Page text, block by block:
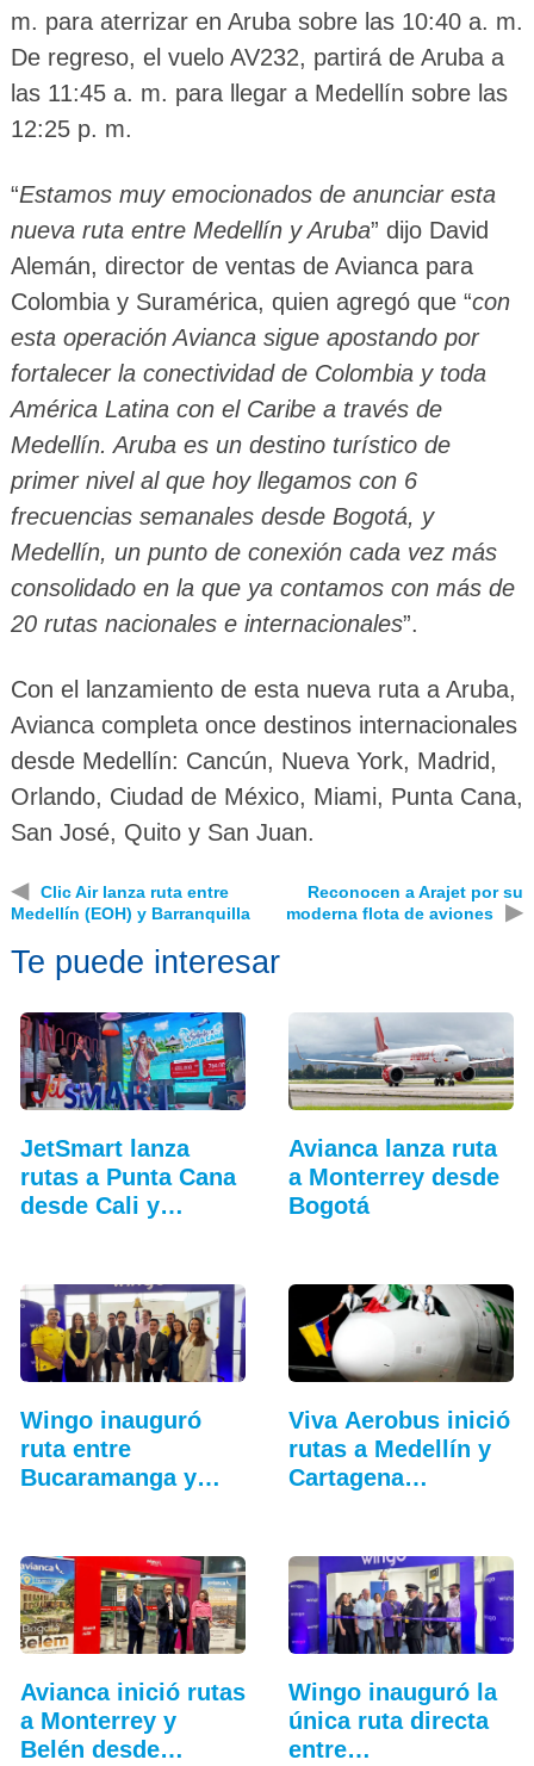
m. para aterrizar en Aruba sobre las 10:40 a. m.
De regreso, el vuelo AV232, partirá de Aruba a
las 11:45 a. m. para llegar a Medellín sobre las
12:25 p. m.
“Estamos muy emocionados de anunciar esta
nueva ruta entre Medellín y Aruba” dijo David
Alemán, director de ventas de Avianca para
Colombia y Suramérica, quien agregó que “con
esta operación Avianca sigue apostando por
fortalecer la conectividad de Colombia y toda
América Latina con el Caribe a través de
Medellín. Aruba es un destino turístico de
primer nivel al que hoy llegamos con 6
frecuencias semanales desde Bogotá, y
Medellín, un punto de conexión cada vez más
consolidado en la que ya contamos con más de
20 rutas nacionales e internacionales”.
Con el lanzamiento de esta nueva ruta a Aruba,
Avianca completa once destinos internacionales
desde Medellín: Cancún, Nueva York, Madrid,
Orlando, Ciudad de México, Miami, Punta Cana,
San José, Quito y San Juan.
◀
Clic Air lanza ruta entre
Medellín (EOH) y Barranquilla
Reconocen a Arajet por su
moderna flota de aviones
▶
Te puede interesar
JetSmart lanza
rutas a Punta Cana
desde Cali y
Avianca lanza ruta
a Monterrey desde
Bogotá
Wingo inauguró
ruta entre
Bucaramanga y
Viva Aerobus inició
rutas a Medellín y
Cartagena…
Avianca inició rutas
a Monterrey y
Belén desde
Wingo inauguró la
única ruta directa
entre…